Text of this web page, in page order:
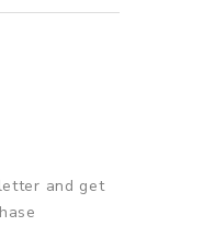
and get